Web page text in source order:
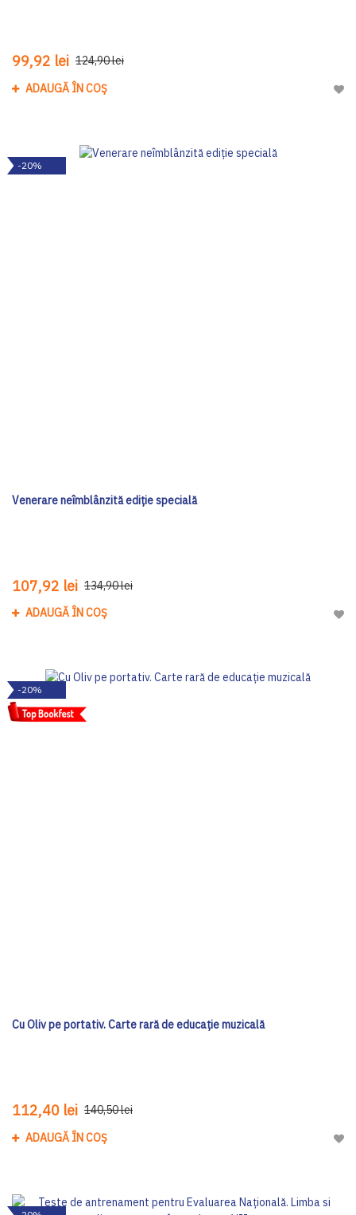
99,92 lei 124,90 lei
ADAUGĂ ÎN COȘ
-20%
Venerare neîmblânzită ediţie specială
107,92 lei 134,90 lei
ADAUGĂ ÎN COȘ
-20%
Cu Oliv pe portativ. Carte rară de educație muzicală
112,40 lei 140,50 lei
ADAUGĂ ÎN COȘ